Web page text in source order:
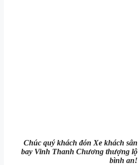
Chúc quý khách đón Xe khách sân
bay Vinh Thanh Chương thượng lộ
bình an!